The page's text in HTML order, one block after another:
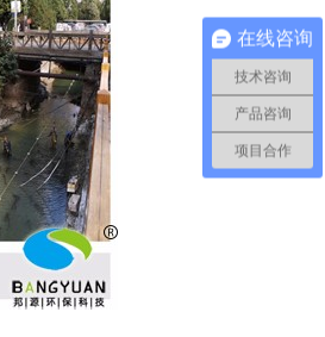
在线咨询
技术咨询
产品咨询
项目合作